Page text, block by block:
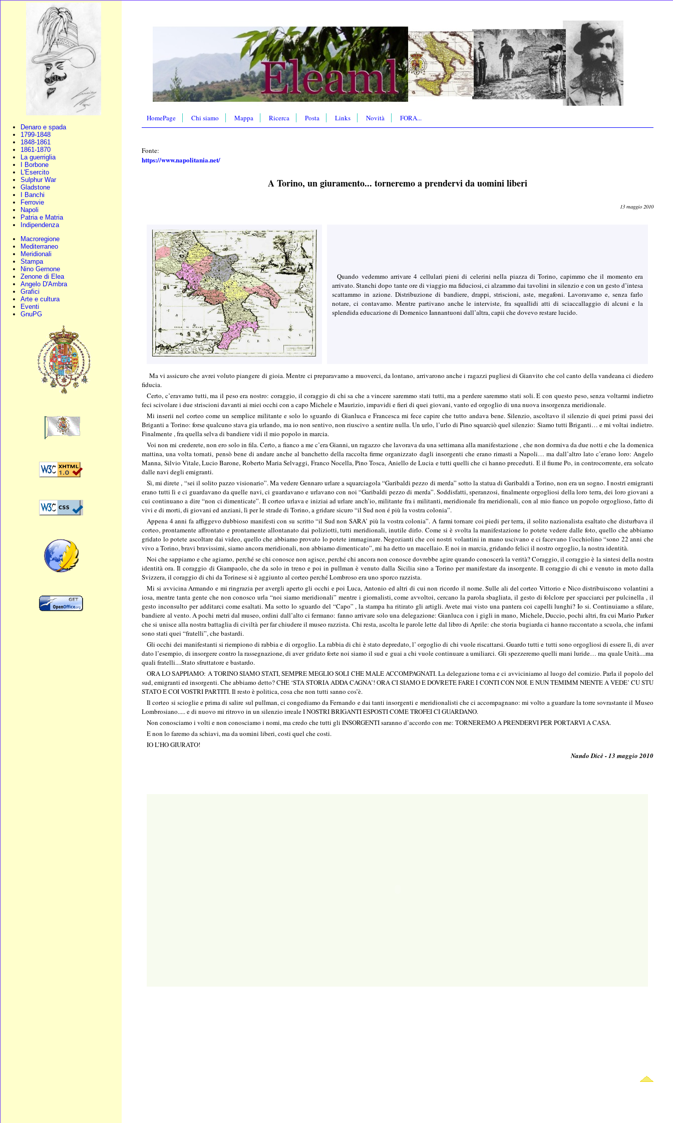
Denaro e spada
1799-1848
1848-1861
1861-1870
La guerriglia
I Borbone
L'Esercito
Sulphur War
Gladstone
I Banchi
Ferrovie
Napoli
Patria e Matria
Indipendenza
Macroregione
Mediterraneo
Meridionali
Stampa
Nino Gernone
Zenone di Elea
Angelo D'Ambra
Grafici
Arte e cultura
Eventi
GnuPG
HomePage Chi siamo Mappa Ricerca Posta Links Novità FORA...
Fonte:
https://www.napolitania.net/
A Torino, un giuramento... torneremo a prendervi da uomini liberi
13 maggio 2010
Quando vedemmo arrivare 4 cellulari pieni di celerini nella piazza di Torino, capimmo che il momento era
arrivato. Stanchi dopo tante ore di viaggio ma fiduciosi, ci alzammo dai tavolini in silenzio e con un gesto d’intesa
scattammo in azione. Distribuzione di bandiere, drappi, striscioni, aste, megafoni. Lavoravamo e, senza farlo
notare, ci contavamo. Mentre partivano anche le interviste, fra squallidi atti di sciaccallaggio di alcuni e la
splendida educazione di Domenico Iannantuoni dall’altra, capii che dovevo restare lucido.
Ma vi assicuro che avrei voluto piangere di gioia. Mentre ci preparavamo a muoverci, da lontano, arrivarono anche i ragazzi pugliesi di Gianvito che col canto della vandeana ci diedero
fiducia.
Certo, c’eravamo tutti, ma il peso era nostro: coraggio, il coraggio di chi sa che a vincere saremmo stati tutti, ma a perdere saremmo stati soli. E con questo peso, senza voltarmi indietro
feci scivolare i due striscioni davanti ai miei occhi con a capo Michele e Maurizio, impavidi e fieri di quei giovani, vanto ed orgoglio di una nuova insorgenza meridionale.
Mi inserii nel corteo come un semplice militante e solo lo sguardo di Gianluca e Francesca mi fece capire che tutto andava bene. Silenzio, ascoltavo il silenzio di quei primi passi dei
Briganti a Torino: forse qualcuno stava gia urlando, ma io non sentivo, non riuscivo a sentire nulla. Un urlo, l’urlo di Pino squarciò quel silenzio: Siamo tutti Briganti… e mi voltai indietro.
Finalmente , fra quella selva di bandiere vidi il mio popolo in marcia.
Voi non mi crederete, non ero solo in fila. Certo, a fianco a me c’era Gianni, un ragazzo che lavorava da una settimana alla manifestazione , che non dormiva da due notti e che la domenica
mattina, una volta tornati, pensò bene di andare anche al banchetto della raccolta firme organizzato dagli insorgenti che erano rimasti a Napoli… ma dall’altro lato c’erano loro: Angelo
Manna, Silvio Vitale, Lucio Barone, Roberto Maria Selvaggi, Franco Nocella, Pino Tosca, Aniello de Lucia e tutti quelli che ci hanno preceduti. E il fiume Po, in controcorrente, era solcato
dalle navi degli emigranti.
Sì, mi direte , “sei il solito pazzo visionario”. Ma vedere Gennaro urlare a squarciagola “Garibaldi pezzo di merda” sotto la statua di Garibaldi a Torino, non era un sogno. I nostri emigranti
erano tutti lì e ci guardavano da quelle navi, ci guardavano e urlavano con noi “Garibaldi pezzo di merda”. Soddisfatti, speranzosi, finalmente orgogliosi della loro terra, dei loro giovani a
cui continuano a dire “non ci dimenticate”. Il corteo urlava e iniziai ad urlare anch’io, militante fra i militanti, meridionale fra meridionali, con al mio fianco un popolo orgoglioso, fatto di
vivi e di morti, di giovani ed anziani, lì per le strade di Torino, a gridare sicuro “il Sud non é più la vostra colonia”.
Appena 4 anni fa affiggevo dubbioso manifesti con su scritto “il Sud non SARA’ più la vostra colonia”. A farmi tornare coi piedi per terra, il solito nazionalista esaltato che disturbava il
corteo, prontamente affrontato e prontamente allontanato dai poliziotti, tutti meridionali, inutile dirlo. Come si è svolta la manifestazione lo potete vedere dalle foto, quello che abbiamo
gridato lo potete ascoltare dai video, quello che abbiamo provato lo potete immaginare. Negozianti che coi nostri volantini in mano uscivano e ci facevano l’occhiolino “sono 22 anni che
vivo a Torino, bravi bravissimi, siamo ancora meridionali, non abbiamo dimenticato”, mi ha detto un macellaio. E noi in marcia, gridando felici il nostro orgoglio, la nostra identità.
Noi che sappiamo e che agiamo, perché se chi conosce non agisce, perché chi ancora non conosce dovrebbe agire quando conoscerà la verità? Coraggio, il coraggio è la sintesi della nostra
identità ora. Il coraggio di Giampaolo, che da solo in treno e poi in pullman è venuto dalla Sicilia sino a Torino per manifestare da insorgente. Il coraggio di chi e venuto in moto dalla
Svizzera, il coraggio di chi da Torinese si è aggiunto al corteo perché Lombroso era uno sporco razzista.
Mi si avvicina Armando e mi ringrazia per avergli aperto gli occhi e poi Luca, Antonio ed altri di cui non ricordo il nome. Sulle ali del corteo Vittorio e Nico distribuiscono volantini a
iosa, mentre tanta gente che non conosco urla “noi siamo meridionali” mentre i giornalisti, come avvoltoi, cercano la parola sbagliata, il gesto di folclore per spacciarci per pulcinella , il
gesto inconsulto per additarci come esaltati. Ma sotto lo sguardo del “Capo” , la stampa ha ritirato gli artigli. Avete mai visto una pantera coi capelli lunghi? Io si. Continuiamo a sfilare,
bandiere al vento. A pochi metri dal museo, ordini dall’alto ci fermano: fanno arrivare solo una delegazione: Gianluca con i gigli in mano, Michele, Duccio, pochi altri, fra cui Mario Parker
che si unisce alla nostra battaglia di civiltà per far chiudere il museo razzista. Chi resta, ascolta le parole lette dal libro di Aprile: che storia bugiarda ci hanno raccontato a scuola, che infami
sono stati quei “fratelli”, che bastardi.
Gli occhi dei manifestanti si riempiono di rabbia e di orgoglio. La rabbia di chi è stato depredato, l’ orgoglio di chi vuole riscattarsi. Guardo tutti e tutti sono orgogliosi di essere lì, di aver
dato l’esempio, di insorgere contro la rassegnazione, di aver gridato forte noi siamo il sud e guai a chi vuole continuare a umiliarci. Gli spezzeremo quelli mani luride… ma quale Unità....ma
quali fratelli....Stato sfruttatore e bastardo.
ORA LO SAPPIAMO: A TORINO SIAMO STATI, SEMPRE MEGLIO SOLI CHE MALE ACCOMPAGNATI. La delegazione torna e ci avviciniamo al luogo del comizio. Parla il popolo del
sud, emigranti ed insorgenti. Che abbiamo detto? CHE ‘STA STORIA ADDA CAGNA’! ORA CI SIAMO E DOVRETE FARE I CONTI CON NOI. E NUN TEMIMM NIENTE A VEDE’ CU STU
STATO E COI VOSTRI PARTITI. Il resto è politica, cosa che non tutti sanno cos’è.
Il corteo si scioglie e prima di salire sul pullman, ci congediamo da Fernando e dai tanti insorgenti e meridionalisti che ci accompagnano: mi volto a guardare la torre sovrastante il Museo
Lombrosiano..... e di nuovo mi ritrovo in un silenzio irreale I NOSTRI BRIGANTI ESPOSTI COME TROFEI CI GUARDANO.
Non conosciamo i volti e non conosciamo i nomi, ma credo che tutti gli INSORGENTI saranno d’accordo con me: TORNEREMO A PRENDERVI PER PORTARVI A CASA.
E non lo faremo da schiavi, ma da uomini liberi, costi quel che costi.
IO L’HO GIURATO!
Nando Dicè - 13 maggio 2010